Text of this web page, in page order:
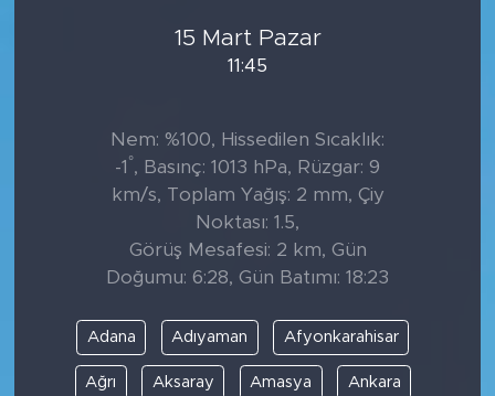
15 Mart Pazar
11:45
Nem: %100, Hissedilen Sıcaklık:
-1 °, Basınç: 1013 hPa, Rüzgar: 9
km/s, Toplam Yağış: 2 mm, Çiy
Noktası: 1.5,
Görüş Mesafesi: 2 km, Gün
Doğumu: 6:28, Gün Batımı: 18:23
Adana Adıyaman Afyonkarahisar
Ağrı Aksaray Amasya Ankara